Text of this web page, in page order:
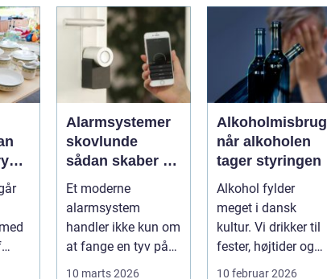
Alarmsystemer
skovlunde
sådan skaber du
tryghed i
hverdagens
rammer
Et moderne
alarmsystem
handler ikke kun om
at fange en tyv på
10 marts 2026
Alkoholmisbrug
når alkoholen
tager styringen
Alkohol fylder
meget i dansk
kultur. Vi drikker til
fester, højtider og
sociale
10 februar 2026